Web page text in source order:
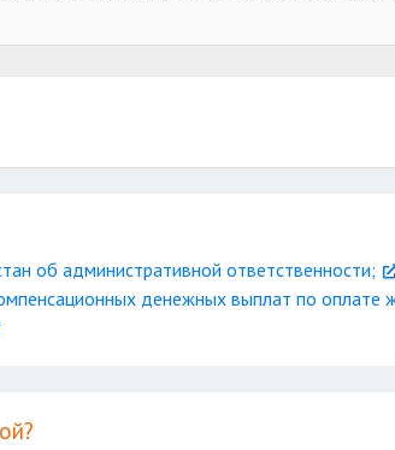
об административной ответственности;
денежных выплат по оплате